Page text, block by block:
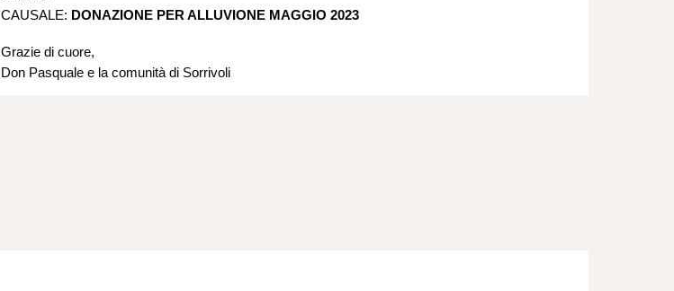
CAUSALE: DONAZIONE PER ALLUVIONE MAGGIO 2023
Grazie di cuore,
Don Pasquale e la comunità di Sorrivoli